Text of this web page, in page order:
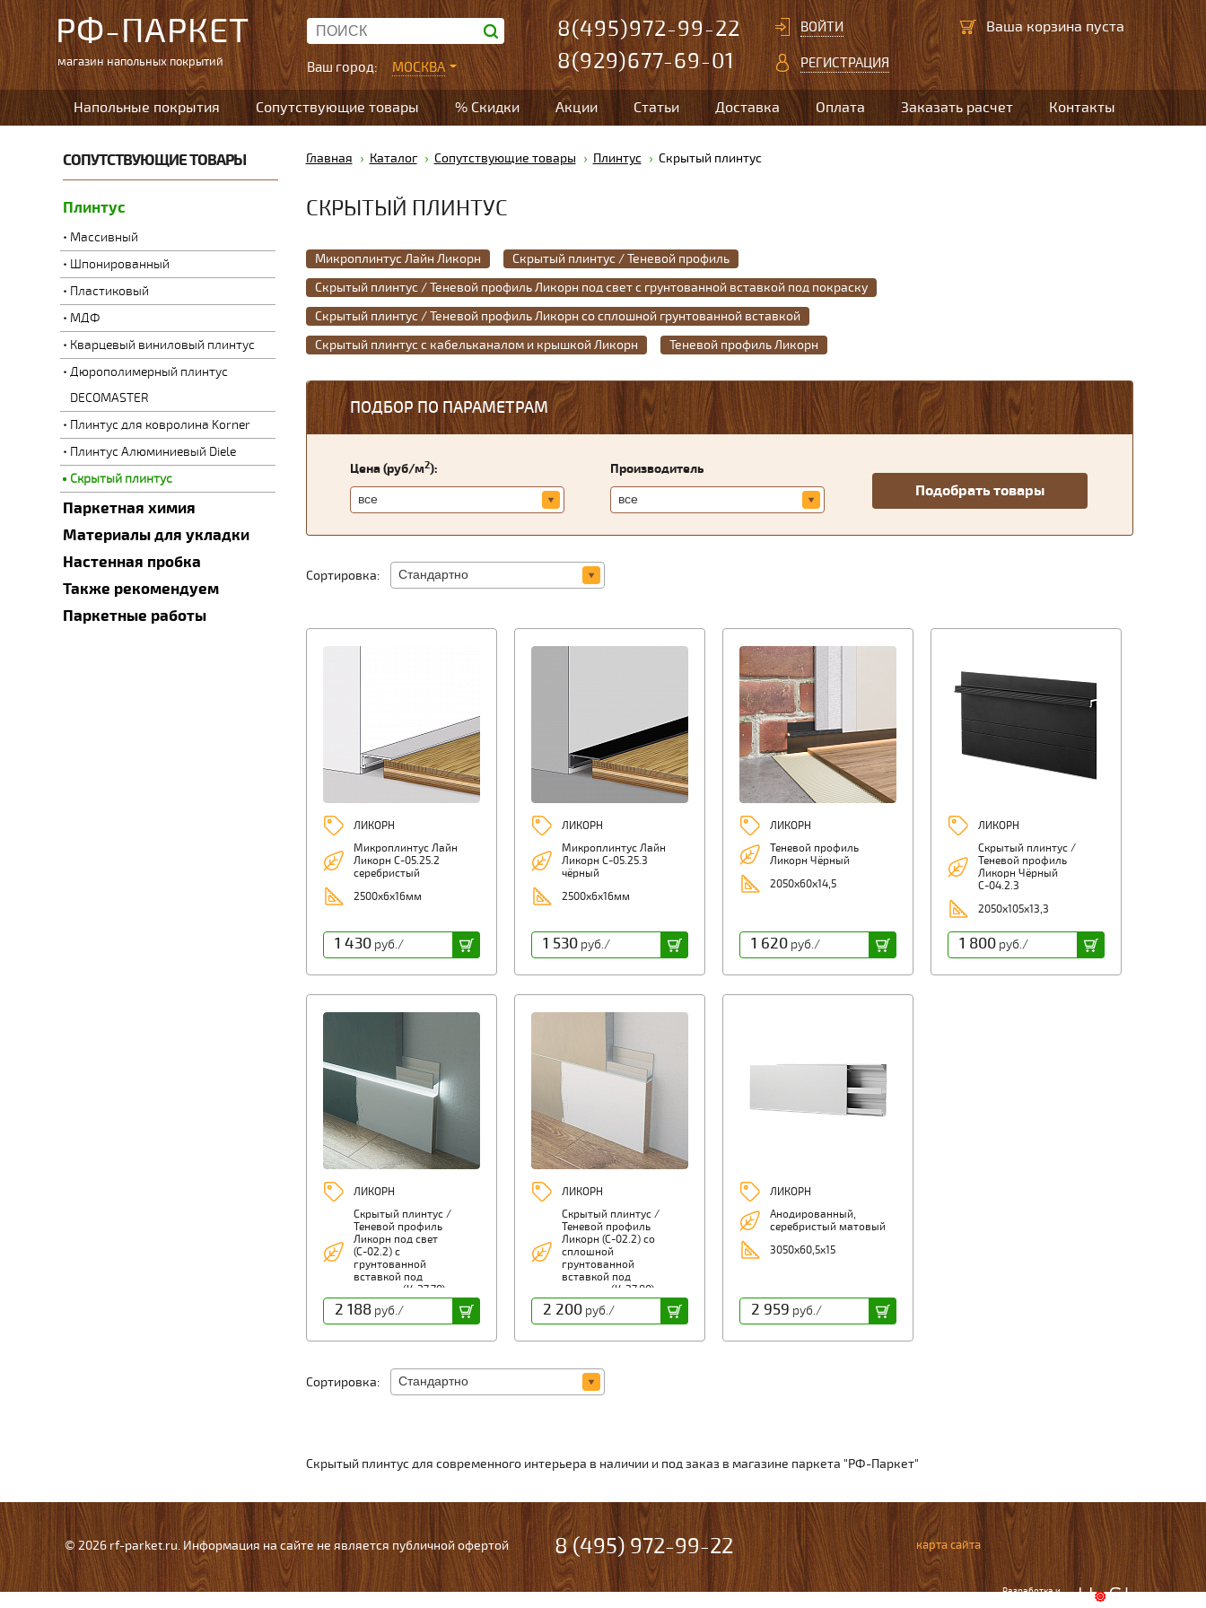
РФ-ПАРКЕТ
магазин напольных покрытий Ваш город: МОСКВА
8(495)972-99-22
8(929)677-69-01
ВОЙТИ
РЕГИСТРАЦИЯ
Ваша корзина пуста
Напольные покрытия Сопутствующие товары % Скидки Акции Статьи Доставка Оплата Заказать расчет Контакты
СОПУТСТВУЮЩИЕ ТОВАРЫ
Плинтус
Массивный
Шпонированный
Пластиковый
МДФ
Кварцевый виниловый плинтус
Дюрополимерный плинтус
DECOMASTER
Плинтус для ковролина Korner
Плинтус Алюминиевый Diele
Скрытый плинтус
Паркетная химия
Материалы для укладки
Настенная пробка
Также рекомендуем
Паркетные работы
Главная Каталог Сопутствующие товары Плинтус Скрытый плинтус
СКРЫТЫЙ ПЛИНТУС
Микроплинтус Лайн Ликорн
Скрытый плинтус / Теневой профиль
Скрытый плинтус / Теневой профиль Ликорн под свет с грунтованной вставкой под покраску
Скрытый плинтус / Теневой профиль Ликорн со сплошной грунтованной вставкой
Скрытый плинтус с кабельканалом и крышкой Ликорн
Теневой профиль Ликорн
ПОДБОР ПО ПАРАМЕТРАМ
Цена (руб/м2): Производитель
Сортировка:
ЛИКОРН
Микроплинтус Лайн
Ликорн С-05.25.2
серебристый
2500х6х16мм
1 430руб./
ЛИКОРН
Микроплинтус Лайн
Ликорн С-05.25.3
чёрный
2500х6х16мм
1 530руб./
ЛИКОРН
Теневой профиль
Ликорн Чёрный
2050х60х14,5
1 620руб./
ЛИКОРН
Скрытый плинтус /
Теневой профиль
Ликорн Чёрный
С-04.2.3
2050х105х13,3
1 800руб./
ЛИКОРН
Скрытый плинтус /
Теневой профиль
Ликорн под свет
(С-02.2) с
грунтованной
вставкой под
покраску (К-27.70)
Скрытый профиль:
Модель: С-02.2
104.6 мм Длина: 2,05 м
Модель: К-27.70
Высота: 70 мм Длина:
2 188руб./
ЛИКОРН
Скрытый плинтус /
Теневой профиль
Ликорн (С-02.2) со
сплошной
грунтованной
вставкой под
покраску (К-27.80)
Скрытый профиль:
Модель: С-02.2
104.6 мм Длина: 2,05 м
Артикул: К-27.80
Высота: 80 мм Длина:
2,05 метра
2 200руб./
ЛИКОРН
Анодированный,
серебристый матовый
3050х60,5х15
2 959 руб./
Сортировка:
Скрытый плинтус для современного интерьера в наличии и под заказ в магазине паркета "РФ-Паркет"
© 2026 rf-parket.ru. Информация на сайте не является публичной офертой 8 (495) 972-99-22 карта сайта
Разработка и